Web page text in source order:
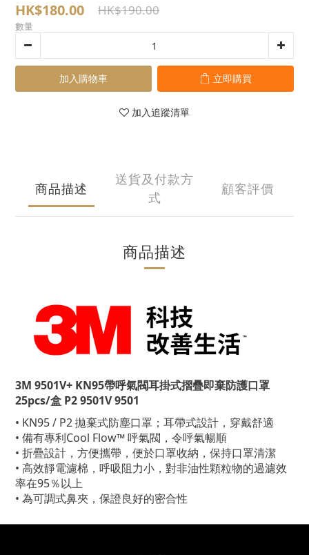
HK$180.00 HK$190.00
數量
加入購物車 立即購買
加入追蹤清單
商品描述
送貨及付款方
式
顧客評價
商品描述
3M 9501V+ KN95帶呼氣閥耳掛式摺疊即棄防護口罩
25pcs/盒 P2 9501V 9501
• KN95 / P2 拋棄式防塵口罩；耳帶式設計，穿戴舒適
• 備有專利Cool Flow™ 呼氣閥，令呼氣暢順
• 折疊設計，方便攜帶，便於口罩收納，保持口罩清潔
• 高效靜電濾棉，呼吸阻力小，對非油性顆粒物的過濾效
率在95％以上
• 為可調式鼻夾，保證良好的密合性